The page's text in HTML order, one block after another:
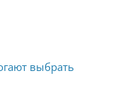
выбрать